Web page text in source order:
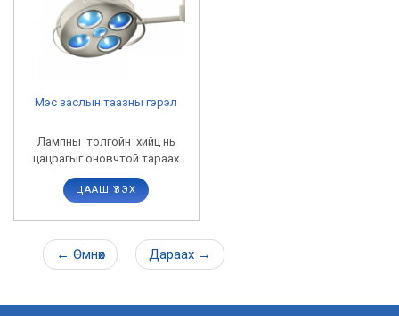
Мэс заслын таазны гэрэл
Лампны толгойн хийц нь
цацрагыг оновчтой тараах
байдлаар хийгдсэн олон
гэрлүүдтэй.
ЦААШ ҮЗЭХ
← Өмнөх Дараах →